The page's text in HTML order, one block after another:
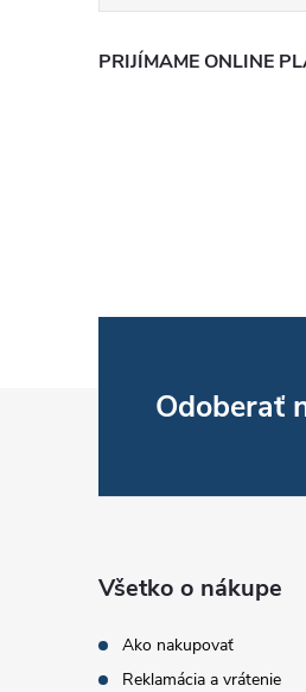
PRIJÍMAME ONLINE
Odoberať
Všetko o nákupe
Ako nakupovať
Reklamácia a vrátenie